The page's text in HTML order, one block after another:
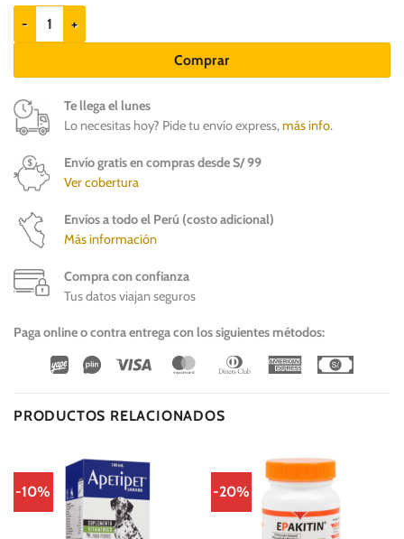
Dolvet Probiotic 60 tabs - Suplemento para perros y gatos cantidad
Comprar
Te llega el lunes
Lo necesitas hoy? Pide tu envío express,más info.
Envío gratis en compras desde S/ 99
Ver cobertura
Envíos a todo el Perú (costo adicional)
Más información
Compra con confianza
Tus datos viajan seguros
Paga online o contra entrega con los siguientes métodos:
Wirecard
Vipps Visa MasterCardDinners
American
PRODUCTOS RELACIONADOS
-10% -20%